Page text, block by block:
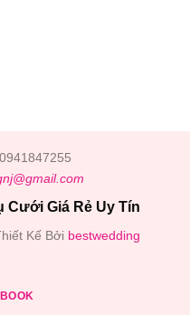
Cưới Giá Rẻ Uy Tín
Kế Bởi bestwedding